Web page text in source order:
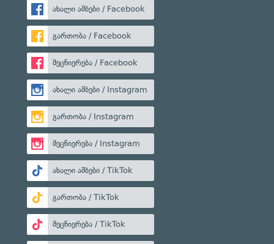
ახალი ამბები / Facebook
გართობა / Facebook
მეცნიერება / Facebook
ახალი ამბები / Instagram
გართობა / Instagram
მეცნიერება / Instagram
ახალი ამბები / TikTok
გართობა / TikTok
მეცნიერება / TikTok